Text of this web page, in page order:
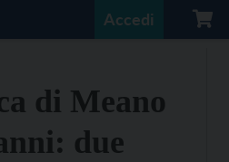
Accedi
di Meano
due